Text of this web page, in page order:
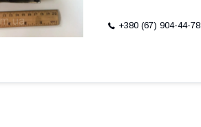
+380 (67) 904-44-78